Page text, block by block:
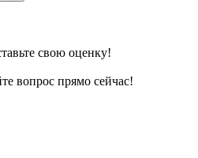
свою оценку!
вопрос прямо сейчас!